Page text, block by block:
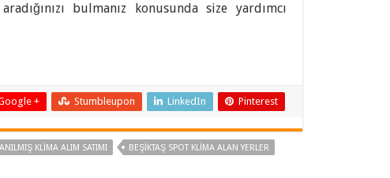
bulmanız konusunda size yardımcı
+ Stumbleupon LinkedIn Pinterest
KLIMA ALIM SATIMI BEŞIKTAŞ SPOT KLIMA ALAN YERLER